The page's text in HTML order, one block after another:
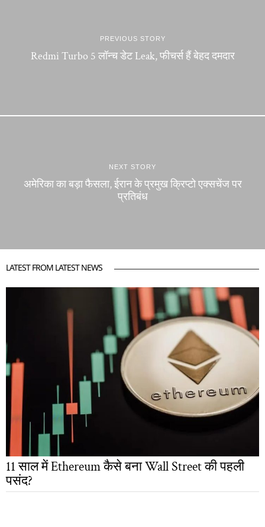
PREVIOUS STORY
Redmi Turbo 5 लॉन्च डेट Leak, फीचर्स हैं बेहद दमदार
NEXT STORY
अमेरिका का बड़ा फैसला, ईरान के प्रमुख क्रिप्टो एक्सचेंज पर
प्रतिबंध
LATEST FROM LATEST NEWS
11 साल में Ethereum कैसे बना Wall Street की पहली
पसंद?